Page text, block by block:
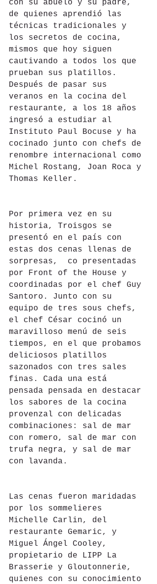
con su abuelo y su padre,
de quienes aprendió las
técnicas tradicionales y
los secretos de cocina,
mismos que hoy siguen
cautivando a todos los que
prueban sus platillos.
Después de pasar sus
veranos en la cocina del
restaurante, a los 18 años
ingresó a estudiar al
Instituto Paul Bocuse y ha
cocinado junto con chefs de
renombre internacional como
Michel Rostang, Joan Roca y
Thomas Keller.
Por primera vez en su
historia, Troisgos se
presentó en el país con
estas dos cenas llenas de
sorpresas,  co presentadas
por Front of the House y
coordinadas por el chef Guy
Santoro. Junto con su
equipo de tres sous chefs,
el chef César cocinó un
maravilloso menú de seis
tiempos, en el que probamos
deliciosos platillos
sazonados con tres sales
finas. Cada una está
pensada pensada en destacar
los sabores de la cocina
provenzal con delicadas
combinaciones: sal de mar
con romero, sal de mar con
trufa negra, y sal de mar
con lavanda.
Las cenas fueron maridadas
por los sommelieres
Michelle Carlin, del
restaurante Gemaric, y
Miguel Ángel Cooley,
propietario de LIPP La
Brasserie y Gloutonnerie,
quienes con su conocimiento